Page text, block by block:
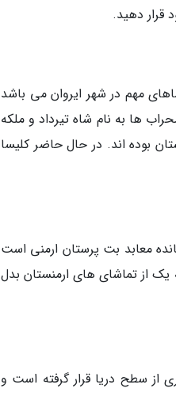
قرار دهید.
مهم در شهر ایروان می باشد
محراب ها به نام شاه تیرداد و ملکه
بوده اند. در حال حاضر کلیسا
معابد بت پرستان ارمنی است
یک از تماشای های ارمنستان بدل
شهر پیشرو در بخش شمالی ارمنستان است. این شهر در ارتفاع 1425 متری از سطح دریا قرار گرفته است و